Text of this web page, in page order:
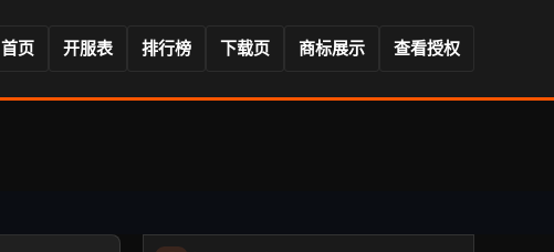
首页 开服表 排行榜 下载页 商标展示 查看授权